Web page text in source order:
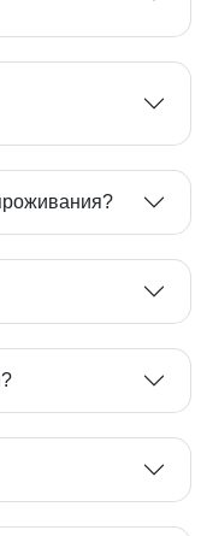
8 800
территории РФ;
гражданина РФ,
срок на
пределами